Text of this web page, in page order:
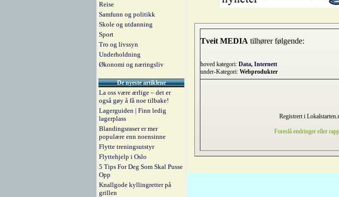
Reise
Samfunn og politikk
Skole og utdanning
Sport
Tro og livssyn
Underholdning
Økonomi og næringsliv
De nyeste artiklene
La oss være ærlige – det er
også gøy å få noe tilbake!
Lagerguiden | Finn ledig
lagerplass
Blandingsraser er mer
populære enn noensinne
Flytte treningsutstyr
Flyttehjelp i Oslo
5 Tips For Deg Som Skal Pusse
Opp
Knallgode kyllingretter på
grillen
Tveit MEDIA tilhører følgende:
hoved kategori: Data, Internett
under-Kategori: Webprodukter
Registrert i
Foreslå endringer eller